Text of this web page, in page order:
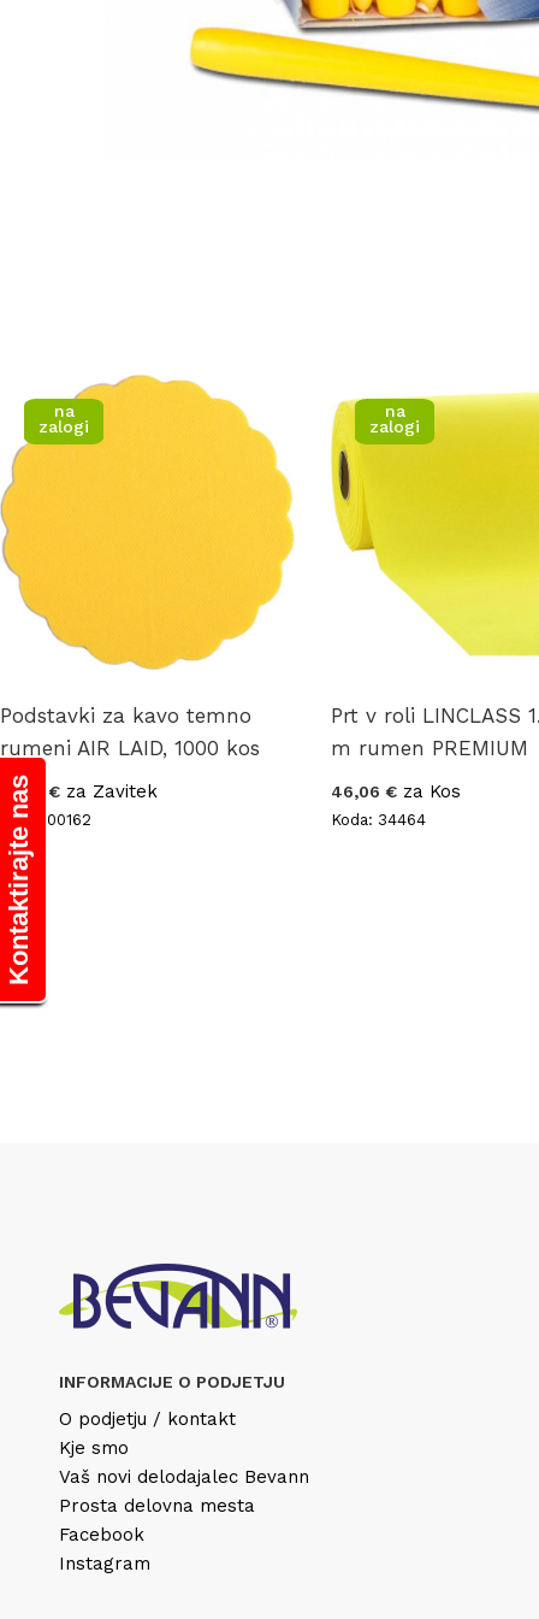
na
zalogi
Podstavki za kavo temno
rumeni AIR LAID, 1000 kos
12,93 € za Zavitek
Koda: 00162
na
zalogi
Prt v roli LINCLASS
m rumen PREMIUM
46,06 € za Kos
Koda: 34464
INFORMACIJE O PODJETJU
O podjetju / kontakt
Kje smo
Vaš novi delodajalec Bevann
Prosta delovna mesta
Facebook
Instagram
Kontaktirajte nas